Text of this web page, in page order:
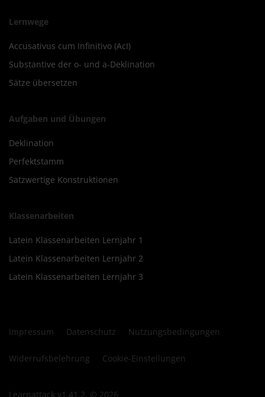
Lernwege
Accusativus cum Infinitivo (AcI)
Substantive der o- und a-Deklination
Sätze übersetzen
Aufgaben und Übungen
Deklination
Perfektstamm
Satzwertige Konstruktionen
Klassenarbeiten
Latein Klassenarbeiten Lernjahr 1
Latein Klassenarbeiten Lernjahr 2
Latein Klassenarbeiten Lernjahr 3
Impressum Datenschutz Nutzungsbedingungen
Widerrufsbelehrung Cookie-Einstellungen
Learnattack v1.41.2, © 2026